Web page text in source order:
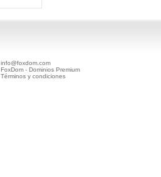
info@foxdom.com
FoxDom - Dominios Premium
Términos y condiciones